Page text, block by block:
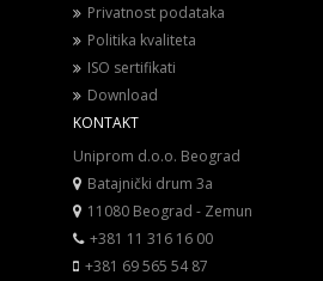
Privatnost podataka
Politika kvaliteta
ISO sertifikati
Download
KONTAKT
Uniprom d.o.o. Beograd
Batajnički drum 3a
11080 Beograd - Zemun
+381 11 316 16 00
+381 69 565 54 87